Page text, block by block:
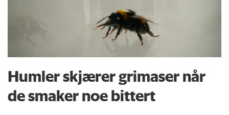
Humler skjærer grimaser når
de smaker noe bittert